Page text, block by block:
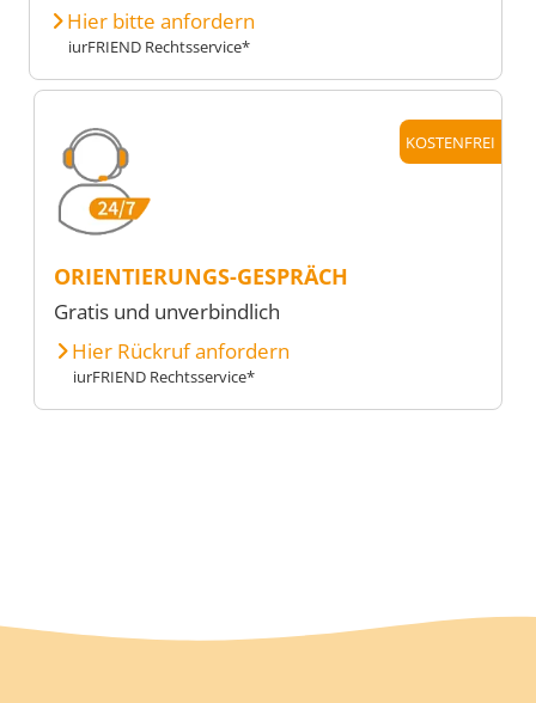
Hier bitte anfordern
iurFRIEND Rechtsservice*
KOSTENFREI
ORIENTIERUNGS-GESPRÄCH
Gratis und unverbindlich
Hier Rückruf anfordern
iurFRIEND Rechtsservice*